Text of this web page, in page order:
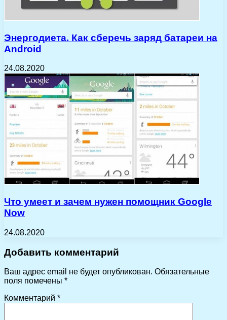
Энергодиета. Как сберечь заряд батареи на
Android
24.08.2020
Что умеет и зачем нужен помощник Google
Now
24.08.2020
Добавить комментарий
Ваш адрес email не будет опубликован. Обязательные
поля помечены *
Комментарий *